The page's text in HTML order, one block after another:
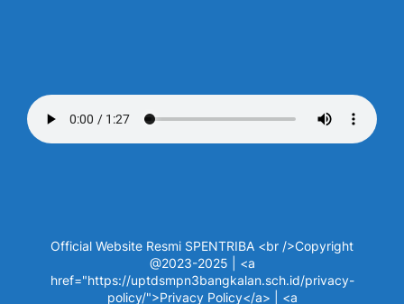
Official Website Resmi SPENTRIBA <br />Copyright
@2023-2025 | <a
href="https://uptdsmpn3bangkalan.sch.id/privacy-
policy/">Privacy Policy</a> | <a